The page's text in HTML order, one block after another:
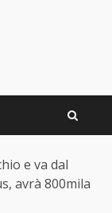
e va dal
avrà 800mila